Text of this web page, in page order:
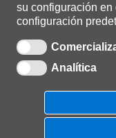
su configuración en
configuración
Analítica
ADA
Política de